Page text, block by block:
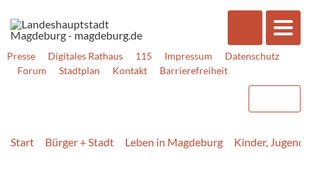
Presse Digitales Rathaus 115 Impressum
Datenschutz
Forum
Stadtplan Kontakt Barrierefreiheit
Start Bürger + Stadt Leben in Magdeburg Kinder, Jugend,